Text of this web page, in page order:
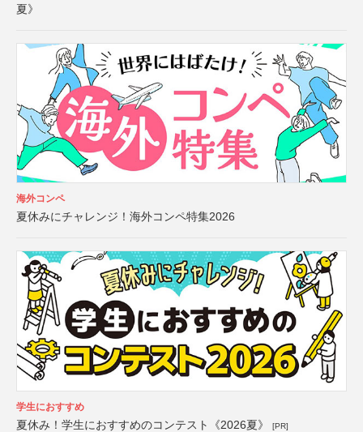
夏》
海外コンペ
夏休みにチャレンジ！海外コンペ特集2026
学生におすすめ
夏休み！学生におすすめのコンテスト《2026夏》 [PR]